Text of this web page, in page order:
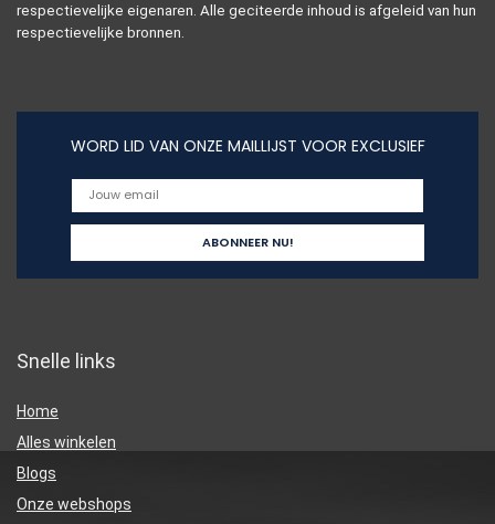
respectievelijke eigenaren. Alle geciteerde inhoud is afgeleid van hun
respectievelijke bronnen.
WORD LID VAN ONZE MAILLIJST VOOR EXCLUSIEF
Snelle links
Home
Alles winkelen
Blogs
Onze webshops